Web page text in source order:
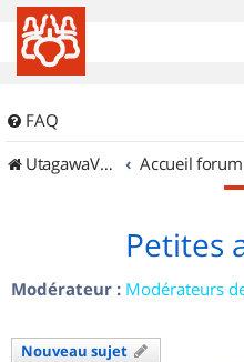
FAQ
UtagawaVTT (Randos VTT et VTTAE avec traces GPS)
Accueil forum
Petites
Modérateur : Modérateurs
Nouveau sujet